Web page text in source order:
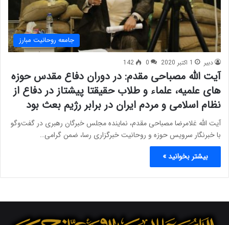
جامعه روحانیت مبارز
دبیر 1 اکتبر 2020 0
142
آیت الله مصباحی مقدم: در دوران دفاع مقدس حوزه
های علمیه، علماء و طلاب حقیقتا پیشتاز در دفاع از
نظام اسلامی و مردم ایران در برابر رژیم بعث بود
آیت الله غلامرضا مصباحی مقدم، نماینده مجلس خبرگان رهبری در گفت‌وگو
با خبرنگار سرویس حوزه و روحانیت خبرگزاری رسا، ضمن گرامی…
بیشتر بخوانید »